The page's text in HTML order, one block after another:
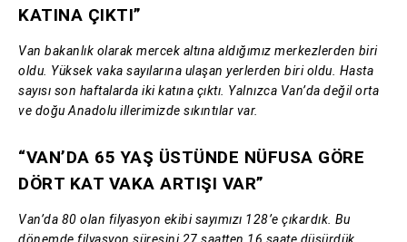
KATINA ÇIKTI”
Van bakanlık olarak mercek altına aldığımız merkezlerden biri
oldu. Yüksek vaka sayılarına ulaşan yerlerden biri oldu. Hasta
sayısı son haftalarda iki katına çıktı. Yalnızca Van’da değil orta
ve doğu Anadolu illerimizde sıkıntılar var.
“VAN’DA 65 YAŞ ÜSTÜNDE NÜFUSA GÖRE
DÖRT KAT VAKA ARTIŞI VAR”
Van’da 80 olan filyasyon ekibi sayımızı 128’e çıkardık. Bu